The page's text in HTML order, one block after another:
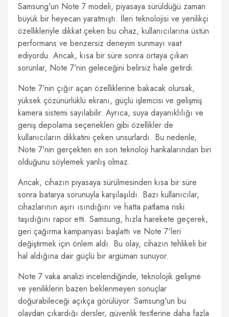
Samsung'un Note 7 modeli, piyasaya sürüldüğü zaman
büyük bir heyecan yaratmıştı. İleri teknolojisi ve yenilikçi
özellikleriyle dikkat çeken bu cihaz, kullanıcılarına üstün
performans ve benzersiz deneyim sunmayı vaat
ediyordu. Ancak, kısa bir süre sonra ortaya çıkan
sorunlar, Note 7'nin geleceğini belirsiz hale getirdi.
Note 7'nin çığır açan özelliklerine bakacak olursak,
yüksek çözünürlüklü ekranı, güçlü işlemcisi ve gelişmiş
kamera sistemi sayılabilir. Ayrıca, suya dayanıklılığı ve
geniş depolama seçenekleri gibi özellikler de
kullanıcıların dikkatini çeken unsurlardı. Bu nedenle,
Note 7'nin gerçekten en son teknoloji harikalarından biri
olduğunu söylemek yanlış olmaz.
Ancak, cihazın piyasaya sürülmesinden kısa bir süre
sonra batarya sorunuyla karşılaşıldı. Bazı kullanıcılar,
cihazlarının aşırı ısındığını ve hatta patlama riski
taşıdığını rapor etti. Samsung, hızla harekete geçerek,
geri çağırma kampanyası başlattı ve Note 7'leri
değiştirmek için önlem aldı. Bu olay, cihazın tehlikeli bir
hal aldığına dair güçlü bir argüman sunuyor.
Note 7 vaka analizi incelendiğinde, teknolojik gelişme
ve yeniliklerin bazen beklenmeyen sonuçlar
doğurabileceği açıkça görülüyor. Samsung'un bu
olaydan çıkardığı dersler, güvenlik testlerine daha fazla